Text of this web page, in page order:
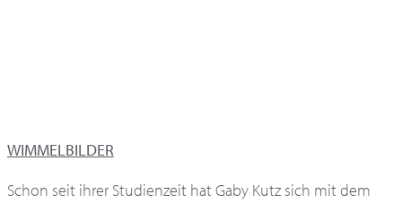
WIMMELBILDER
Schon seit ihrer Studienzeit hat Gaby Kutz sich mit dem